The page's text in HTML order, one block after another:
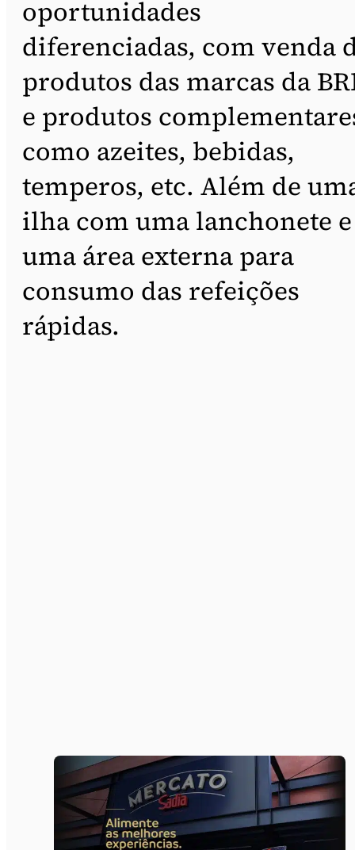
oportunidades
diferenciadas, com venda
produtos das marcas da
e produtos
como azeites, bebidas,
temperos, etc. Além de
ilha com uma lanchonete e
uma área externa para
consumo das refeições
rápidas.